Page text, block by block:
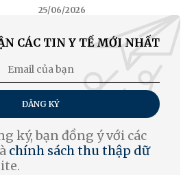
25/06/2026
CÁC TIN Y TẾ MỚI NHẤT
ĐĂNG KÝ
ký, bạn đồng ý với các
chính sách thu thập dữ